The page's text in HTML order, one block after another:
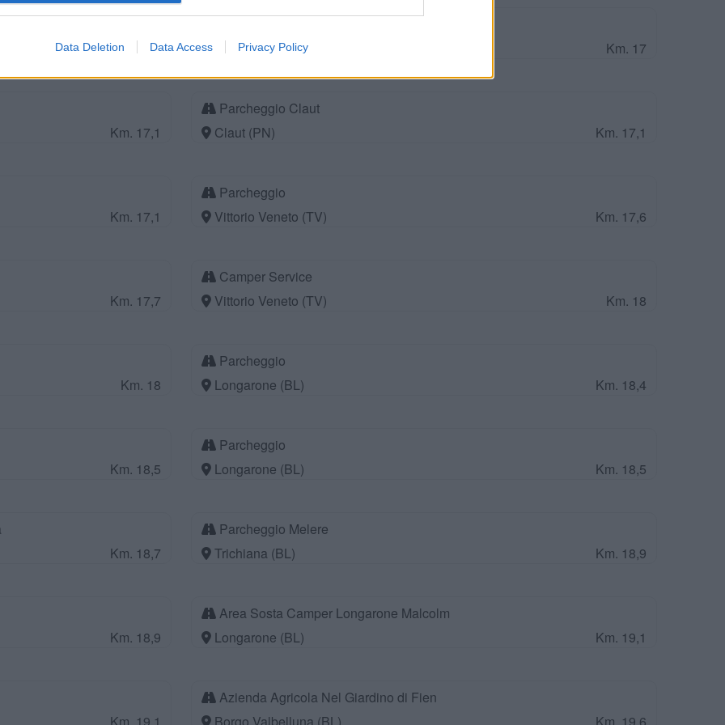
Data Deletion Data Access Privacy Policy
Km. 16,9
Erto (PN)
Km. 17
Km. 17,1
Parcheggio Claut
Claut (PN)
Km. 17,1
Km. 17,1
Parcheggio
Vittorio Veneto (TV)
Km. 17,6
Km. 17,7
Camper Service
Vittorio Veneto (TV)
Km. 18
Km. 18
Parcheggio
Longarone (BL)
Km. 18,4
Km. 18,5
Parcheggio
Longarone (BL)
Km. 18,5
Km. 18,7
Parcheggio Melere
Trichiana (BL)
Km. 18,9
Km. 18,9
Area Sosta Camper Longarone Malcolm
Longarone (BL)
Km. 19,1
Azienda Agricola Nel Giardino di Fien